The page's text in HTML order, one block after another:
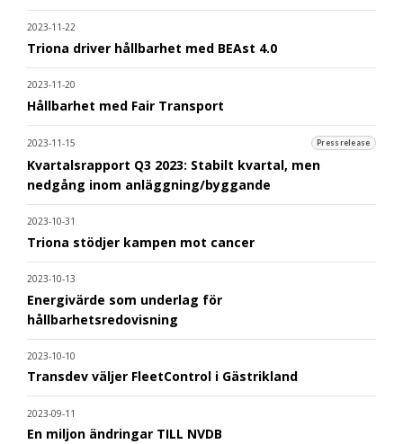
2023-11-22
Triona driver hållbarhet med BEAst 4.0
2023-11-20
Hållbarhet med Fair Transport
2023-11-15 Pressrelease
Kvartalsrapport Q3 2023: Stabilt kvartal, men
nedgång inom anläggning/byggande
2023-10-31
Triona stödjer kampen mot cancer
2023-10-13
Energivärde som underlag för
hållbarhetsredovisning
2023-10-10
Transdev väljer FleetControl i Gästrikland
2023-09-11
En miljon ändringar TILL NVDB